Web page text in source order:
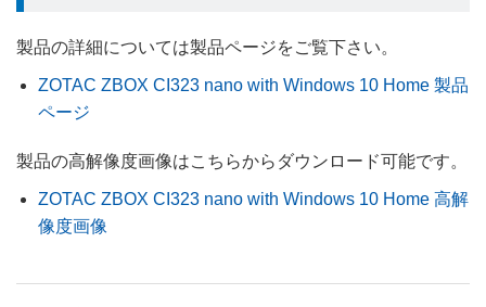
製品の詳細については製品ページをご覧下さい。
ZOTAC ZBOX CI323 nano with Windows 10 Home 製品
ページ
製品の高解像度画像はこちらからダウンロード可能です。
ZOTAC ZBOX CI323 nano with Windows 10 Home 高解
像度画像